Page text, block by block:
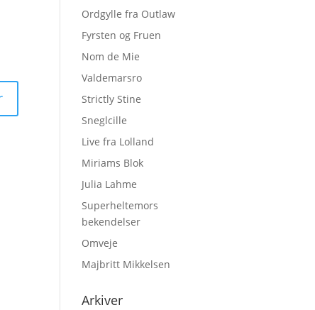
Ordgylle fra Outlaw
Fyrsten og Fruen
Nom de Mie
Valdemarsro
Strictly Stine
Sneglcille
Live fra Lolland
Miriams Blok
Julia Lahme
Superheltemors
bekendelser
Omveje
Majbritt Mikkelsen
Arkiver